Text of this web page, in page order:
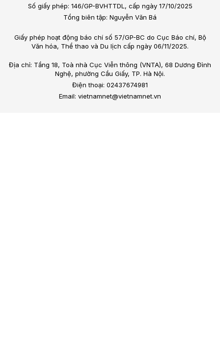
Số giấy phép: 146/GP-BVHTTDL, cấp ngày 17/10/2025
Tổng biên tập: Nguyễn Văn Bá
Giấy phép hoạt động báo chí số 57/GP-BC do Cục Báo chí, Bộ
Văn hóa, Thể thao và Du lịch cấp ngày 06/11/2025.
Địa chỉ: Tầng 18, Toà nhà Cục Viễn thông (VNTA), 68 Dương Đình
Nghệ, phường Cầu Giấy, TP. Hà Nội.
Điện thoại: 02437674981
Email: vietnamnet@vietnamnet.vn